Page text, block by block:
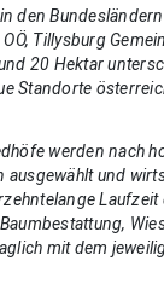
den
Tillysburg
20 Hektar
Standorte
werden nach
ausgewählt und
Laufzeit
mit dem